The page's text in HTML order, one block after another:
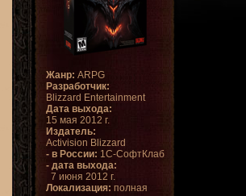
Жанр: ARPG
Разработчик:
Blizzard Entertainment
Дата выхода:
15 мая 2012 г.
Издатель:
Activision Blizzard
- в России: 1С-СофтКлаб
- дата выхода:
7 июня 2012 г.
Локализация: полная